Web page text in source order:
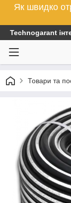
Як швидко
Technogarant
Товари та